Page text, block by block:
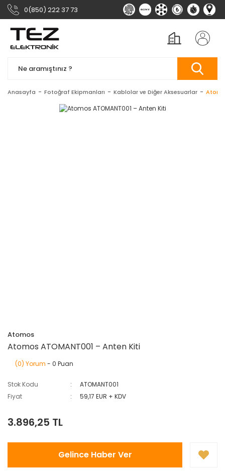
0(850) 222 37 73
Anasayfa Fotoğraf Ekipmanları Kablolar ve Diğer Aksesuarlar
Atomos
Atomos ATOMANT001 – Anten Kiti
(0) Yorum - 0 Puan
Stok Kodu
ATOMANT001
Fiyat
59,17 EUR + KDV
3.896,25 TL
Gelince Haber Ver